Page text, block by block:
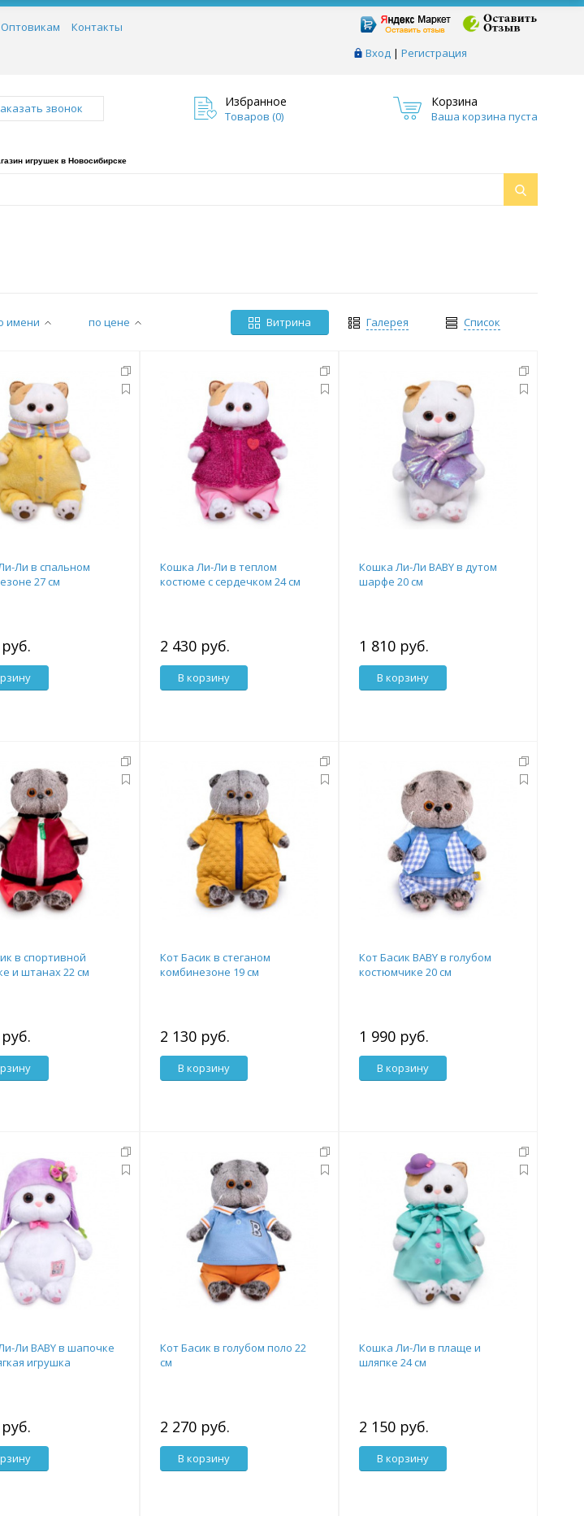
Вход | Регистрация
Оптовикам Контакты
звонок Избранное
Товаров (0)
Корзина
Ваша корзина пуста
игрушек в Новосибирске
Список
Галерея
Витрина
имени по цене
Ли в спальном
27 см
Кошка Ли-Ли в теплом
костюме с сердечком 24 см
2 430 руб.
В корзину
Кошка Ли-Ли BABY в дутом
шарфе 20 см
1 810 руб.
В корзину
в спортивной
и штанах 22 см
Кот Басик в стеганом
комбинезоне 19 см
2 130 руб.
В корзину
Кот Басик BABY в голубом
костюмчике 20 см
1 990 руб.
В корзину
Ли BABY в шапочке
игрушка
Кот Басик в голубом поло 22
см
2 270 руб.
В корзину
Кошка Ли-Ли в плаще и
шляпке 24 см
2 150 руб.
В корзину